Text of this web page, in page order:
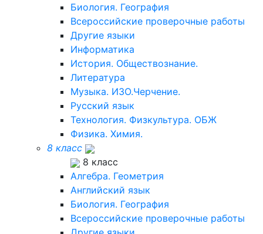
Биология. География
Всероссийские проверочные работы
Другие языки
Информатика
История. Обществознание.
Литература
Музыка. ИЗО.Черчение.
Русский язык
Технология. Физкультура. ОБЖ
Физика. Химия.
8 класс
8 класс
Алгебра. Геометрия
Английский язык
Биология. География
Всероссийские проверочные работы